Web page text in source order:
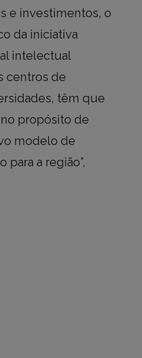
e investimentos, o
da iniciativa
intelectual
centros de
têm que
propósito de
modelo de
a região”,